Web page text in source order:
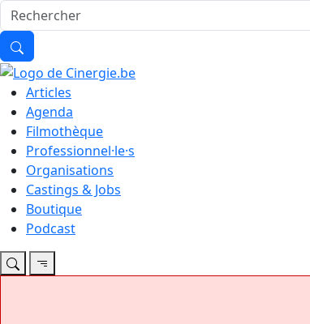
Articles
Agenda
Filmothèque
Professionnel·le·s
Organisations
Castings & Jobs
Boutique
Podcast